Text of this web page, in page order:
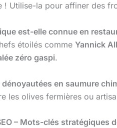
! Utilise-la pour affiner des
est-elle connue en
étoilés comme Yannick
zéro gaspi.
en saumure
les olives fermières ou
– Mots-clés stratégiques